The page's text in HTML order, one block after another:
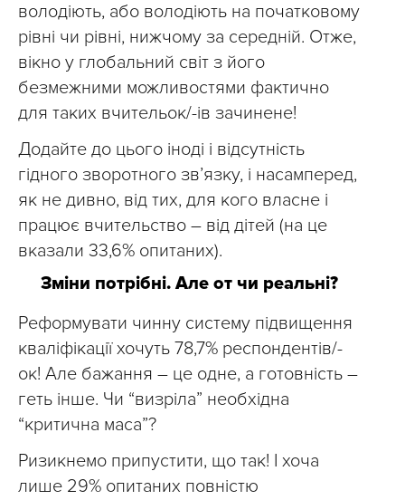
володіють, або володіють на початковому
рівні чи рівні, нижчому за середній. Отже,
вікно у глобальний світ з його
безмежними можливостями фактично
для таких вчительок/-ів зачинене!
Додайте до цього іноді і відсутність
гідного зворотного зв’язку, і насамперед,
як не дивно, від тих, для кого власне і
працює вчительство – від дітей (на це
вказали 33,6% опитаних).
Зміни потрібні. Але от чи реальні?
Реформувати чинну систему підвищення
кваліфікації хочуть 78,7% респондентів/-
ок! Але бажання – це одне, а готовність –
геть інше. Чи “визріла” необхідна
“критична маса”?
Ризикнемо припустити, що так! І хоча
лише 29% опитаних повністю